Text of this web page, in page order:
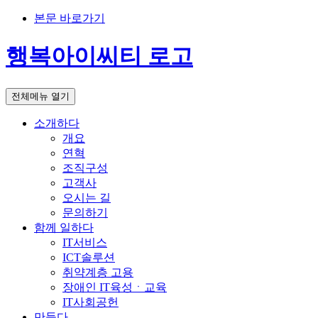
본문 바로가기
행복아이씨티 로고
전체메뉴 열기
소개하다
개요
연혁
조직구성
고객사
오시는 길
문의하기
함께 일하다
IT서비스
ICT솔루션
취약계층 고용
장애인 IT육성ㆍ교육
IT사회공헌